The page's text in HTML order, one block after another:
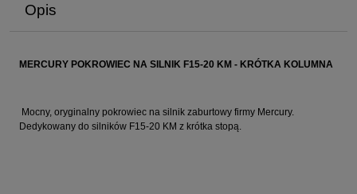
Opis
MERCURY POKROWIEC NA SILNIK F15-20 KM - KRÓTKA KOLUMNA
Mocny, oryginalny pokrowiec na silnik zaburtowy firmy Mercury.
Dedykowany do silników F15-20 KM z krótka stopą.